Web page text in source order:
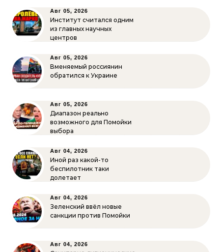
Авг 05, 2026
Институт считался одним
из главных научных
центров
Авг 05, 2026
Вменяемый россиянин
обратился к Украине
Авг 05, 2026
Диапазон реально
возможного для Помойки
выбора
Авг 04, 2026
Иной раз какой-то
беспилотник таки
долетает
Авг 04, 2026
Зеленский ввёл новые
санкции против Помойки
Авг 04, 2026